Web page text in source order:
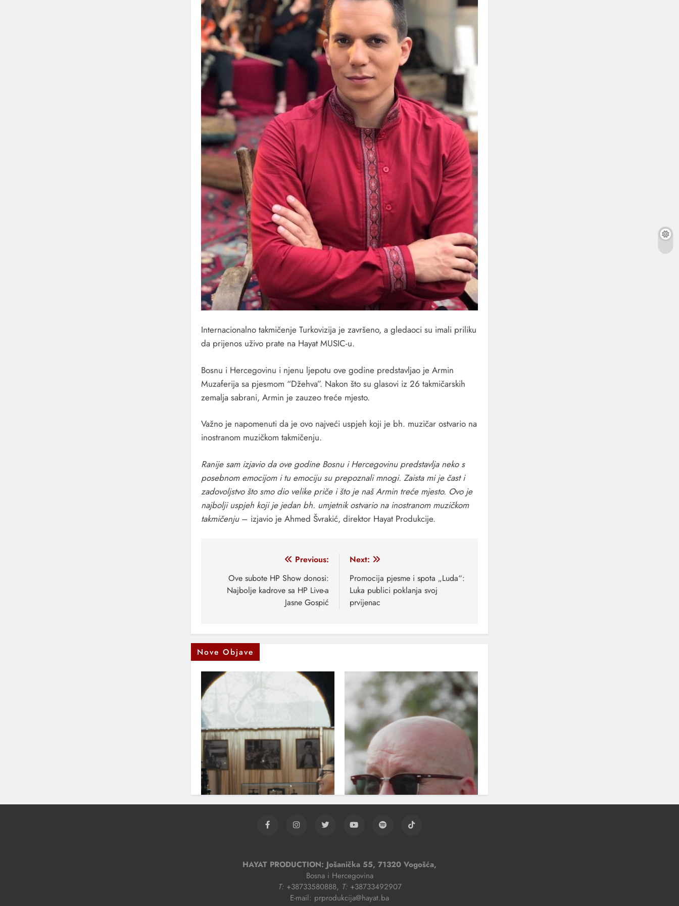
Internacionalno takmičenje Turkovizija je završeno, a gledaoci su imali priliku
da prijenos uživo prate na Hayat MUSIC-u.
Bosnu i Hercegovinu i njenu ljepotu ove godine predstavljao je Armin
Muzaferija sa pjesmom “Džehva”. Nakon što su glasovi iz 26 takmičarskih
zemalja sabrani, Armin je zauzeo treće mjesto.
Važno je napomenuti da je ovo najveći uspjeh koji je bh. muzičar ostvario na
inostranom muzičkom takmičenju.
Ranije sam izjavio da ove godine Bosnu i Hercegovinu predstavlja neko s
posebnom emocijom i tu emociju su prepoznali mnogi. Zaista mi je čast i
zadovoljstvo što smo dio velike priče i što je naš Armin treće mjesto. Ovo je
najbolji uspjeh koji je jedan bh. umjetnik ostvario na inostranom muzičkom
takmičenju– izjavio je Ahmed Švrakić, direktor Hayat Produkcije.
članaka
Previous:
Ove subote HP Show donosi:
Najbolje kadrove sa HP Live-a
Jasne Gospić
Next:
Promocija pjesme i spota „Luda“:
Luka publici poklanja svoj
prvijenac
Nove Objave
HAYAT PRODUCTION: Jošanička 55, 71320 Vogošća,
Bosna i Hercegovina
T:+38733580888, T:+38733492907
E-mail: prprodukcija@hayat.ba